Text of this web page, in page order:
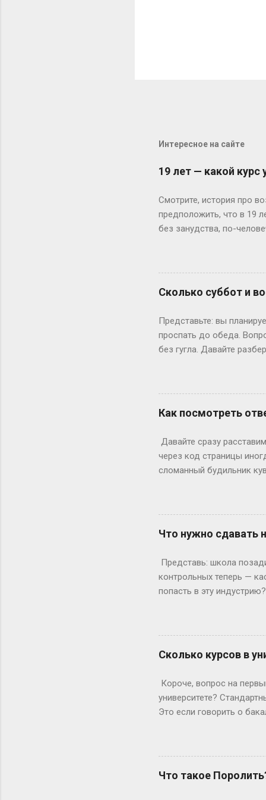
Интересное на сайте
19 лет — какой курс
Смотрите, история про
предположить, что в 19
без занудства, по-
не туда. Вот Сергей из
одноклассники уже на
штурмует лекции по
школе — представьте,
вносит коррективы.
Сколько суббот и
Представьте: вы
проспать до обеда.
без гугла. Давайте
остатке. То есть
лишний день?» Всё
понедельник, то
366 дней делим на 7 —
Выходных будет по 53. Но
Как посмотреть
Давайте сразу
через код страницы
сломанный будильник
страницы
ключевое «однако»,
инспектор. Где же тогда
Раньше, в эпоху
Данные теперь
рамка для картины. Саму
Что нужно сдавать
Представь: школа
контрольных теперь —
попасть в эту
а закончила 9 классов.
позволяет бегать по
формальности.
быть высокой, худой и
весишь 55 кг — окей, но
Сколько курсов в
Короче, вопрос на
университете?
Это если говорить о
человечески. Классика
Сколько он будет
второй – уже с опытом,
стандартная программа
Что такое